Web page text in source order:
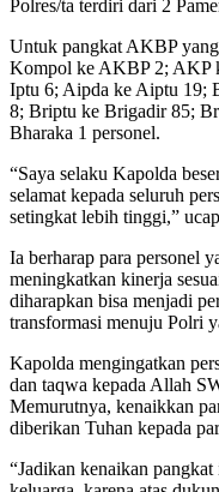
Polres/ta terdiri dari 2
Untuk pangkat AKBP
Kompol ke AKBP 2; AKP
Iptu 6; Aipda ke Aiptu 19;
8; Briptu ke Brigadir 85;
Bharaka 1 personel.
“Saya selaku Kapolda
selamat kepada seluruh
setingkat lebih tinggi,”
Ia berharap para personel
meningkatkan kinerja
diharapkan bisa menjadi
transformasi menuju Polri
Kapolda mengingatkan
dan taqwa kepada Allah
Memurutnya, kenaikkan
diberikan Tuhan kepada
“Jadikan kenaikan